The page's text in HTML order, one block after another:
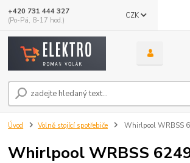
CZK
+420 731 444 327
(Po-Pá, 8-17 hod.)
Úvod Volně stojící spotřebiče Whirlpool WRBSS
Whirlpool WRBSS